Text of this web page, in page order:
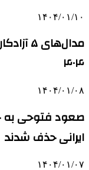
۱۴۰۴/۰۱/۱۰
۴۰۴
۱۴۰۴/۰۱/۰۸
ایرانی حذف شدند
۱۴۰۴/۰۱/۰۷